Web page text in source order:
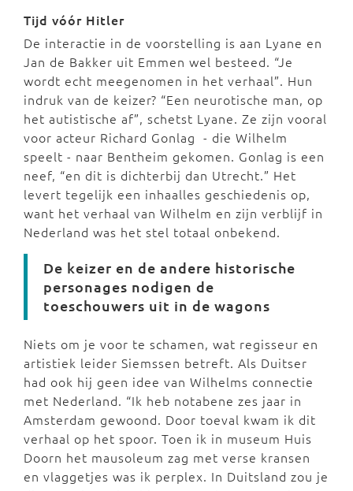
Tijd vóór Hitler
De interactie in de voorstelling is aan Lyane en
Jan de Bakker uit Emmen wel besteed. “Je
wordt echt meegenomen in het verhaal”. Hun
indruk van de keizer? “Een neurotische man, op
het autistische af”, schetst Lyane. Ze zijn vooral
voor acteur Richard Gonlag - die Wilhelm
speelt - naar Bentheim gekomen. Gonlag is een
neef, “en dit is dichterbij dan Utrecht.” Het
levert tegelijk een inhaalles geschiedenis op,
want het verhaal van Wilhelm en zijn verblijf in
Nederland was het stel totaal onbekend.
De keizer en de andere historische
personages nodigen de
toeschouwers uit in de wagons
Niets om je voor te schamen, wat regisseur en
artistiek leider Siemssen betreft. Als Duitser
had ook hij geen idee van Wilhelms connectie
met Nederland. “Ik heb notabene zes jaar in
Amsterdam gewoond. Door toeval kwam ik dit
verhaal op het spoor. Toen ik in museum Huis
Doorn het mausoleum zag met verse kransen
en vlaggetjes was ik perplex. In Duitsland zou je